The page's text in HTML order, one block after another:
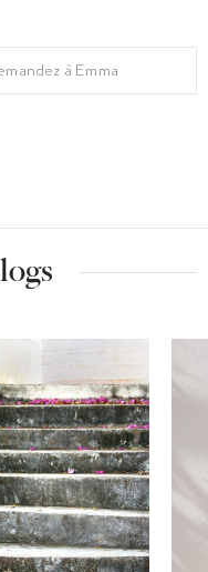
à Emma